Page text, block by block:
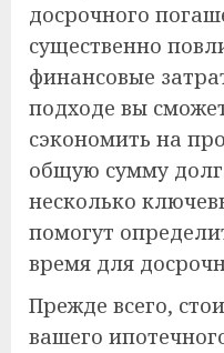
досрочного
существенно
финансовые
подходе вы
сэкономить на
общую сумму
несколько
помогут
время для
Прежде всего,
вашего